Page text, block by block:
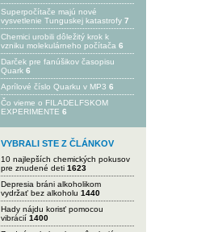
Superpočítače majú nové
vysvetlenie Tunguskej katastrofy 7
Chemici urobili dôležitý krok k
vzniku molekulárneho počítača 6
Darček pre fanúšikov časopisu
Quark 6
Aprílové číslo Quarku v MP3 6
Čo vieme o FILADELFSKOM
EXPERIMENTE 6
VYBRALI STE Z ČLÁNKOV
10 najlepších chemických pokusov
pre znudené deti 1623
Depresia bráni alkoholikom
vydržať bez alkoholu 1440
Hady nájdu korisť pomocou
vibrácií 1400